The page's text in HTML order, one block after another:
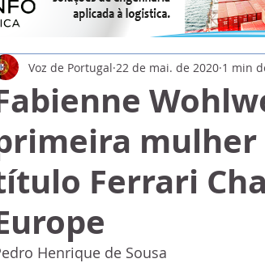
mulher
Ferrari
Voz de Portugal 22 de mai. de 2020 1 min
Henrique de Sousa